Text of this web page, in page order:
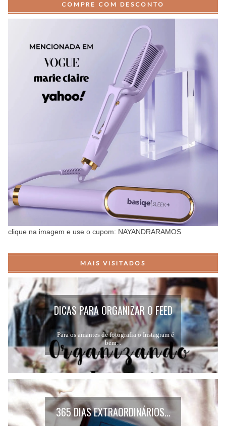
COMPRE COM DESCONTO
clique na imagem e use o cupom: NAYANDRARAMOS
MAIS VISITADOS
DICAS PARA ORGANIZAR O FEED
DO INSTAGRAM...
Para os amantes de fotografia o Instagram é
bem...
365 DIAS EXTRAORDINÁRIOS...